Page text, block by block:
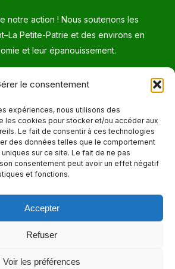
le consentement
expériences, nous utilisons des
les cookies pour stocker et/ou accéder aux
Le fait de consentir à ces technologies
des données telles que le comportement
sur ce site. Le fait de ne pas
consentement peut avoir un effet négatif
et fonctions.
Accepter
Refuser
Voir les préférences
notre action ! Nous soutenons les
Petite-Patrie et des environs en
et leur épanouissement.
Montréal (Québec) H2S 3C5